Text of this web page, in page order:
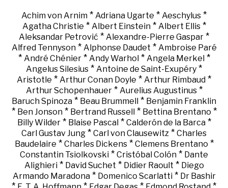
Achim von Arnim * Adriana Ugarte * Aeschylus *
Agatha Christie * Albert Einstein* Albert Ellis*
Aleksandar Petrović * Alexandre-Pierre Gaspar *
Alfred Tennyson* Alphonse Daudet * Ambroise Paré
* André Chénier* Andy Warhol * Angela Merkel *
Angelus Silesius * Antoine de Saint-Exupéry *
Aristotle * Arthur Conan Doyle * Arthur Rimbaud *
Arthur Schopenhauer* Aurelius Augustinus*
Baruch Spinoza * Beau Brummell * Benjamin Franklin
* Ben Jonson* Bertrand Russell * Bettina Brentano *
Billy Wilder* Blaise Pascal* Calderón de la Barca*
Carl Gustav Jung * Carl von Clausewitz * Charles
Baudelaire * Charles Dickens* Clemens Brentano *
Constantin Tsiolkovski * Cristóbal Colón * Dante
Alighieri* David Suchet * Didier Raoult * Diego
Armando Maradona* Domenico Scarlatti* Dr Bashir